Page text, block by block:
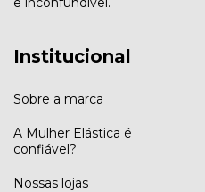
Institucional
Sobre a marca
A Mulher Elástica é
confiável?
Nossas lojas